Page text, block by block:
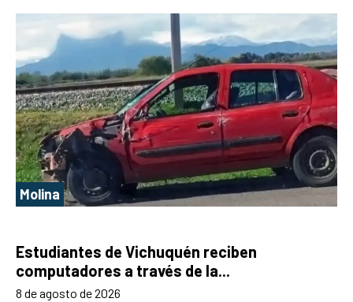
Molina
Estudiantes de Vichuquén reciben
computadores a través de la...
8 de agosto de 2026